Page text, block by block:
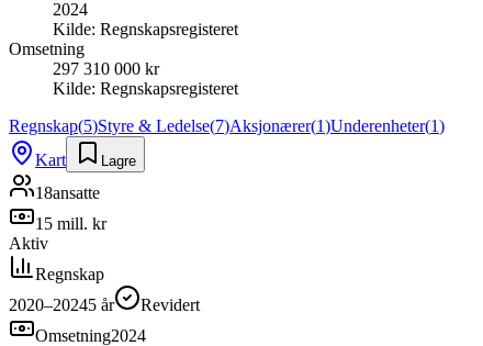
2024
Kilde: Regnskapsregisteret
Omsetning
297 310 000 kr
Kilde: Regnskapsregisteret
Regnskap(5)Styre & Ledelse(7)Aksjonærer(1)Underenheter(1)
Kart
Lagre
18ansatte
15 mill. kr
Aktiv
Regnskap
2020–20245 år
Revidert
Omsetning2024